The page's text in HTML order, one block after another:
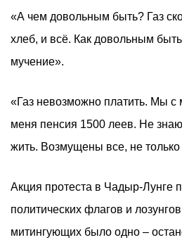
«А чем довольным быть? Газ
хлеб, и всё. Как довольным
мучение».
«Газ невозможно платить. Мы
меня пенсия 1500 леев. Не
жить. Возмущены все, не только
Акция протеста в Чадыр-Лунге
политических флагов и
митингующих было одно –